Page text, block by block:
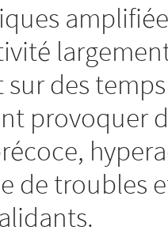
des
provoquer
de troubles